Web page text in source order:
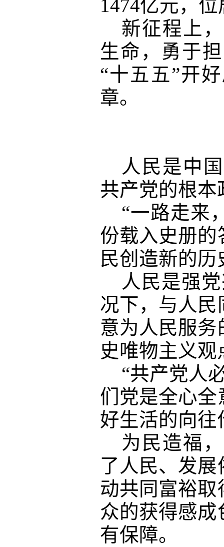
1474亿元，
新征程上
生命，勇于
“十五五”开
章。
人民是中
共产党的根本
“一路走来
份载入史册
民创造新的历
人民是强
况下，与人
意为人民服
史唯物主义观
“共产党人
们党是全心
好生活的向往
为民造福
了人民、发
动共同富裕
众的获得感
有保障。